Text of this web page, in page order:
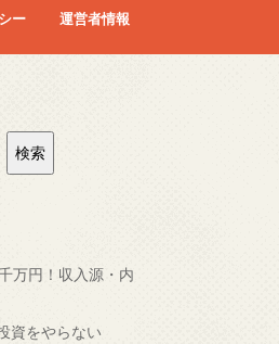
ー 運営者情報
検索
万円！収入源・内
資をやらない